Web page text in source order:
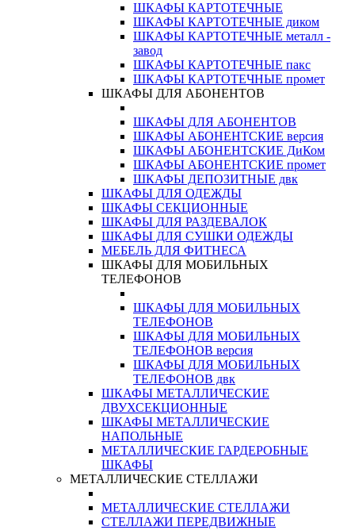
ШКАФЫ КАРТОТЕЧНЫЕ
ШКАФЫ КАРТОТЕЧНЫЕ диком
ШКАФЫ КАРТОТЕЧНЫЕ металл -
завод
ШКАФЫ КАРТОТЕЧНЫЕ пакс
ШКАФЫ КАРТОТЕЧНЫЕ промет
ШКАФЫ ДЛЯ АБОНЕНТОВ
ШКАФЫ ДЛЯ АБОНЕНТОВ
ШКАФЫ АБОНЕНТСКИЕ версия
ШКАФЫ АБОНЕНТСКИЕ ДиКом
ШКАФЫ АБОНЕНТСКИЕ промет
ШКАФЫ ДЕПОЗИТНЫЕ двк
ШКАФЫ ДЛЯ ОДЕЖДЫ
ШКАФЫ СЕКЦИОННЫЕ
ШКАФЫ ДЛЯ РАЗДЕВАЛОК
ШКАФЫ ДЛЯ СУШКИ ОДЕЖДЫ
МЕБЕЛЬ ДЛЯ ФИТНЕСА
ШКАФЫ ДЛЯ МОБИЛЬНЫХ
ТЕЛЕФОНОВ
ШКАФЫ ДЛЯ МОБИЛЬНЫХ
ТЕЛЕФОНОВ
ШКАФЫ ДЛЯ МОБИЛЬНЫХ
ТЕЛЕФОНОВ версия
ШКАФЫ ДЛЯ МОБИЛЬНЫХ
ТЕЛЕФОНОВ двк
ШКАФЫ МЕТАЛЛИЧЕСКИЕ
ДВУХСЕКЦИОННЫЕ
ШКАФЫ МЕТАЛЛИЧЕСКИЕ
НАПОЛЬНЫЕ
МЕТАЛЛИЧЕСКИЕ ГАРДЕРОБНЫЕ
ШКАФЫ
МЕТАЛЛИЧЕСКИЕ СТЕЛЛАЖИ
МЕТАЛЛИЧЕСКИЕ СТЕЛЛАЖИ
СТЕЛЛАЖИ ПЕРЕДВИЖНЫЕ